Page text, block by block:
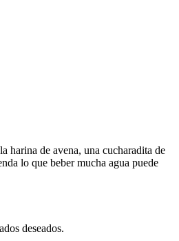
harina de avena, una cucharadita de
lo que beber mucha agua puede
deseados.